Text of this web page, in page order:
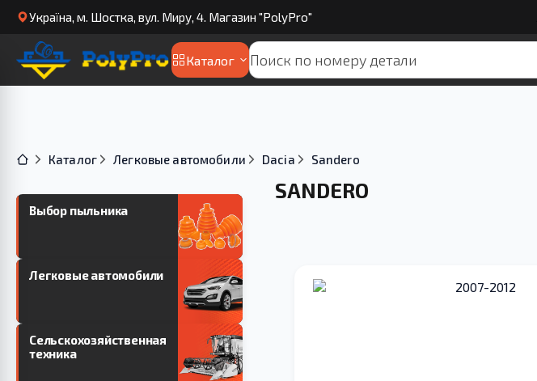
Українa, м. Шостка, вул. Миру, 4. Магазин "PolyPro"
Каталог
Каталог Легковые автомобили Dacia Sandero
Выбор пыльника
Легковые автомобили
Сельскохозяйственная
техника
SANDERO